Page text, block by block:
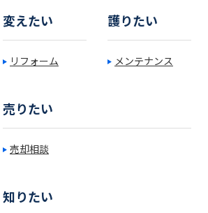
変えたい
リフォーム
護りたい
メンテナンス
売りたい
売却相談
知りたい